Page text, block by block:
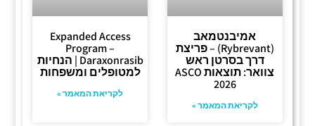
אמיבנטמאב
(Rybrevant) – פריצת
דרך בסרטן ראש
צוואר: תוצאות ASCO
2026
לקריאת המאמר »
Expanded Access
Program –
Daraxonrasib | הנחיות
למטופלים ומשפחות
לקריאת המאמר »